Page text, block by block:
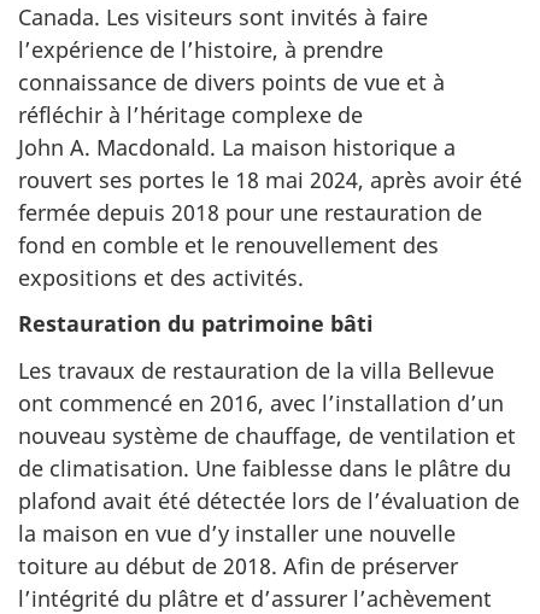
Canada. Les visiteurs sont invités à faire
l’expérience de l’histoire, à prendre
connaissance de divers points de vue et à
réfléchir à l’héritage complexe de
John A. Macdonald. La maison historique a
rouvert ses portes le 18 mai 2024, après avoir été
fermée depuis 2018 pour une restauration de
fond en comble et le renouvellement des
expositions et des activités.
Restauration du patrimoine bâti
Les travaux de restauration de la villa Bellevue
ont commencé en 2016, avec l’installation d’un
nouveau système de chauffage, de ventilation et
de climatisation. Une faiblesse dans le plâtre du
plafond avait été détectée lors de l’évaluation de
la maison en vue d’y installer une nouvelle
toiture au début de 2018. Afin de préserver
l’intégrité du plâtre et d’assurer l’achèvement